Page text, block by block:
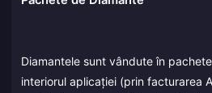
Diamantele sunt vândute în
interiorul aplicației (prin facturarea